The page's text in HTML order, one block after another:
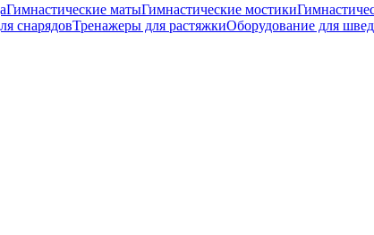
Гимнастические матыГимнастические мостики
снарядовТренажеры для растяжкиОборудование для